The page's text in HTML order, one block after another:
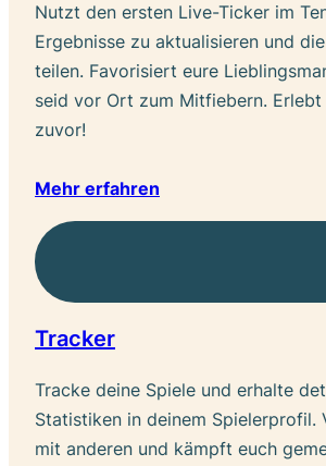
Nutzt den ersten Live-Ticker im
Ergebnisse zu aktualisieren und
teilen. Favorisiert eure
seid vor Ort zum Mitfiebern. Erlebt
zuvor!
Mehr erfahren
Tracker
Tracke deine Spiele und erhalte
Statistiken in deinem Spielerprofil.
mit anderen und kämpft euch